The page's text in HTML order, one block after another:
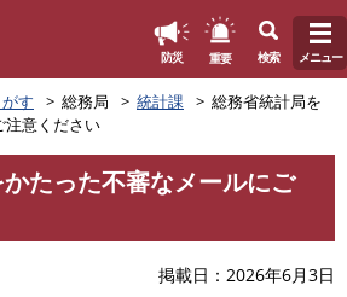
防災 重要 検索 メニュー
す 総務局 統計課
総務省統計局を
注意ください
たった不審なメールにご
掲載日 2026年6月3日